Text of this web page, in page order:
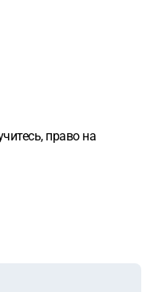
право на